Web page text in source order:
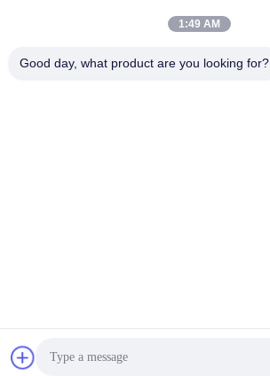
1:49 AM
Good day, what product are you looking for?